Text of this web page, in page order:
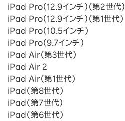
iPad Pro（12.9インチ）（第2世代）
iPad Pro（12.9インチ）（第1世代）
iPad Pro（10.5インチ）
iPad Pro（9.7インチ）
iPad Air（第3世代）
iPad Air 2
iPad Air（第1世代）
iPad（第8世代）
iPad（第7世代）
iPad（第6世代）